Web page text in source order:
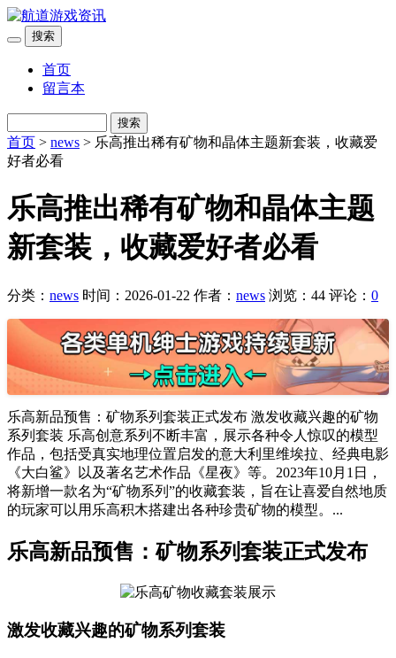
搜索
首页
留言本
搜索
首页 > news > 乐高推出稀有矿物和晶体主题新套装，收藏爱
好者必看
乐高推出稀有矿物和晶体主题
新套装，收藏爱好者必看
分类： news 时间：2026-01-22 作者： news 浏览：44 评论： 0
乐高新品预售：矿物系列套装正式发布 激发收藏兴趣的矿物
系列套装 乐高创意系列不断丰富，展示各种令人惊叹的模型
作品，包括受真实地理位置启发的意大利里维埃拉、经典电影
《大白鲨》以及著名艺术作品《星夜》等。2023年10月1日，
将新增一款名为“矿物系列”的收藏套装，旨在让喜爱自然地质
的玩家可以用乐高积木搭建出各种珍贵矿物的模型。...
乐高新品预售：矿物系列套装正式发布
激发收藏兴趣的矿物系列套装